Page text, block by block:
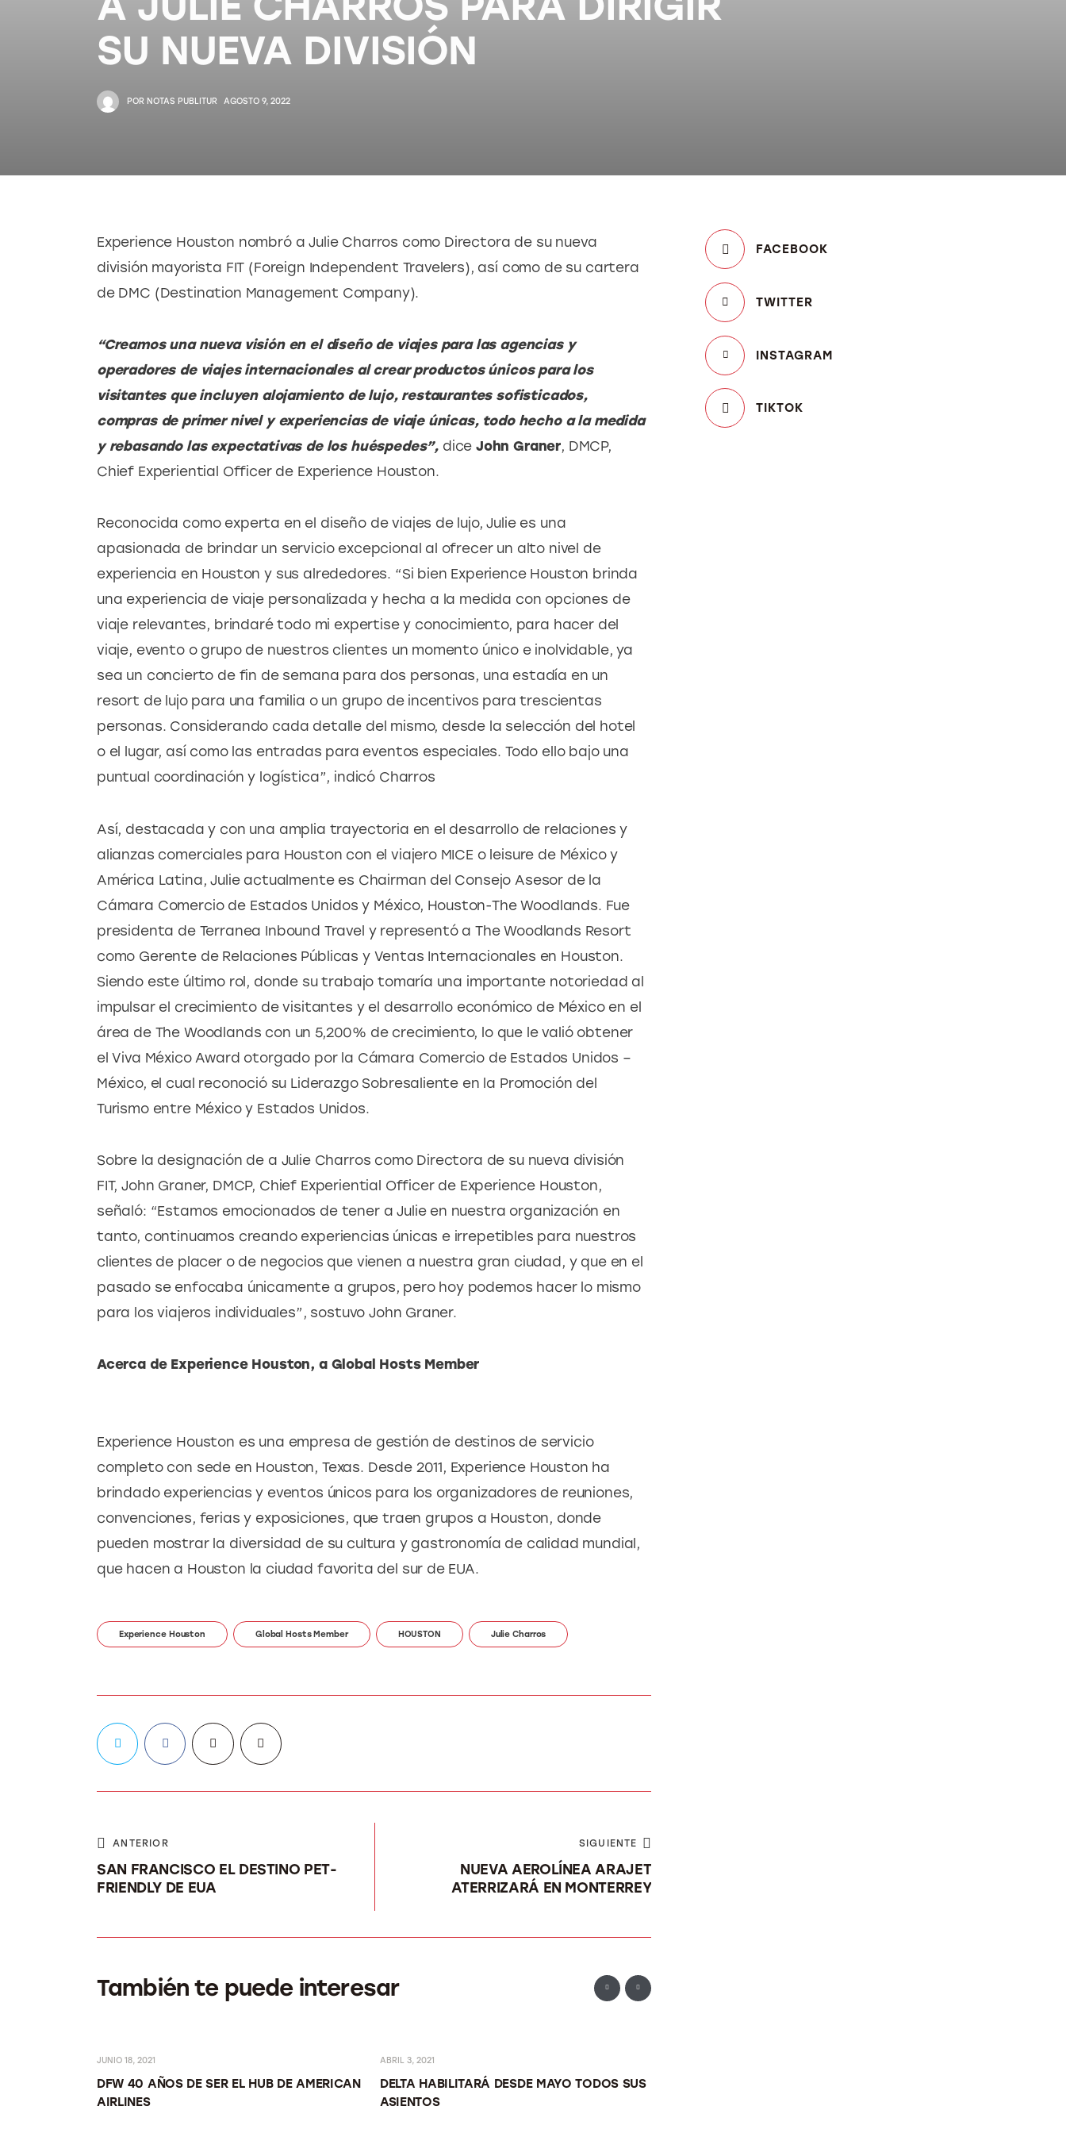
SU NUEVA DIVISIÓN
POR NOTAS PUBLITUR AGOSTO 9, 2022
Experience Houston nombró a Julie Charros como Directora de su nueva
división mayorista FIT (Foreign Independent Travelers), así como de su cartera
de DMC (Destination Management Company).
“Creamos una nueva visión en el diseño de viajes para las agencias y
operadores de viajes internacionales al crear productos únicos para los
visitantes que incluyen alojamiento de lujo, restaurantes sofisticados,
compras de primer nivel y experiencias de viaje únicas, todo hecho a la medida
y rebasando las expectativas de los huéspedes”, dice John Graner, DMCP,
Chief Experiential Officer de Experience Houston.
Reconocida como experta en el diseño de viajes de lujo, Julie es una
apasionada de brindar un servicio excepcional al ofrecer un alto nivel de
experiencia en Houston y sus alrededores. “Si bien Experience Houston brinda
una experiencia de viaje personalizada y hecha a la medida con opciones de
viaje relevantes, brindaré todo mi expertise y conocimiento, para hacer del
viaje, evento o grupo de nuestros clientes un momento único e inolvidable, ya
sea un concierto de fin de semana para dos personas, una estadía en un
resort de lujo para una familia o un grupo de incentivos para trescientas
personas. Considerando cada detalle del mismo, desde la selección del hotel
o el lugar, así como las entradas para eventos especiales. Todo ello bajo una
puntual coordinación y logística”, indicó Charros
Así, destacada y con una amplia trayectoria en el desarrollo de relaciones y
alianzas comerciales para Houston con el viajero MICE o leisure de México y
América Latina, Julie actualmente es Chairman del Consejo Asesor de la
Cámara Comercio de Estados Unidos y México, Houston-The Woodlands. Fue
presidenta de Terranea Inbound Travel y representó a The Woodlands Resort
como Gerente de Relaciones Públicas y Ventas Internacionales en Houston.
Siendo este último rol, donde su trabajo tomaría una importante notoriedad al
impulsar el crecimiento de visitantes y el desarrollo económico de México en el
área de The Woodlands con un 5,200% de crecimiento, lo que le valió obtener
el Viva México Award otorgado por la Cámara Comercio de Estados Unidos –
México, el cual reconoció su Liderazgo Sobresaliente en la Promoción del
Turismo entre México y Estados Unidos.
Sobre la designación de a Julie Charros como Directora de su nueva división
FIT, John Graner, DMCP, Chief Experiential Officer de Experience Houston,
señaló: “Estamos emocionados de tener a Julie en nuestra organización en
tanto, continuamos creando experiencias únicas e irrepetibles para nuestros
clientes de placer o de negocios que vienen a nuestra gran ciudad, y que en el
pasado se enfocaba únicamente a grupos, pero hoy podemos hacer lo mismo
para los viajeros individuales”, sostuvo John Graner.
Acerca de Experience Houston, a Global Hosts Member
Experience Houston es una empresa de gestión de destinos de servicio
completo con sede en Houston, Texas. Desde 2011, Experience Houston ha
brindado experiencias y eventos únicos para los organizadores de reuniones,
convenciones, ferias y exposiciones, que traen grupos a Houston, donde
pueden mostrar la diversidad de su cultura y gastronomía de calidad mundial,
que hacen a Houston la ciudad favorita del sur de EUA.
Experience Houston Global Hosts Member HOUSTON Julie Charros
ANTERIOR
SAN FRANCISCO EL DESTINO PET-
FRIENDLY DE EUA
SIGUIENTE
NUEVA AEROLÍNEA ARAJET
ATERRIZARÁ EN MONTERREY
También te puede interesar
JUNIO 18, 2021
DFW 40 AÑOS DE SER EL HUB DE AMERICAN
AIRLINES
ABRIL 3, 2021
DELTA HABILITARÁ DESDE MAYO TODOS SUS
ASIENTOS
FACEBOOK
TWITTER
INSTAGRAM
TIKTOK